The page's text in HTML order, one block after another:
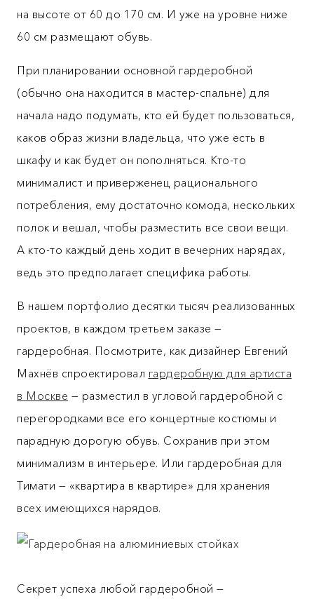
на высоте от 60 до 170 см. И уже на уровне ниже
60 см размещают обувь.
При планировании основной гардеробной
(обычно она находится в мастер-спальне) для
начала надо подумать, кто ей будет пользоваться,
каков образ жизни владельца, что уже есть в
шкафу и как будет он пополняться. Кто-то
минималист и приверженец рационального
потребления, ему достаточно комода, нескольких
полок и вешал, чтобы разместить все свои вещи.
А кто-то каждый день ходит в вечерних нарядах,
ведь это предполагает специфика работы.
В нашем портфолио десятки тысяч реализованных
проектов, в каждом третьем заказе —
гардеробная. Посмотрите, как дизайнер Евгений
Махнёв спроектировал гардеробную для артиста
в Москве — разместил в угловой гардеробной с
перегородками все его концертные костюмы и
парадную дорогую обувь. Сохранив при этом
минимализм в интерьере. Или гардеробная для
Тимати — «квартира в квартире» для хранения
всех имеющихся нарядов.
Секрет успеха любой гардеробной —